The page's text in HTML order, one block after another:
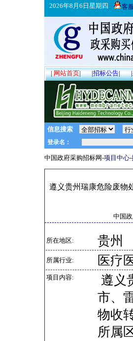
2026年8月6日星期四 客
|网站首页| |招标公告| |
信息搜索
中国政府采购招标网-项目中心-
遵义贵州瑞康危险废物
中国
所在地区: 贵州
所属行业: 医疗
项目内容:
遵义
市、
物收
所属